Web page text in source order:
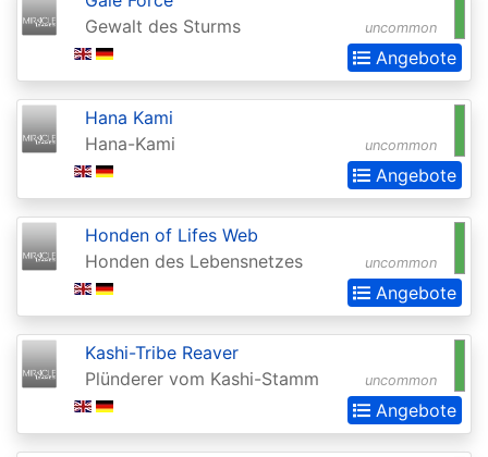
2017
Commander
2018
Commander
2019
Commander
2020
(Ikoria)
Commander
2021
(Strixhaven)
Commander
Anthology
uncommon
Gewalt des Sturms
Angebote
uncommon
Hana Kami
Hana-Kami
Angebote
uncommon
Honden of Lifes Web
Honden des Lebensnetzes
Angebote
uncommon
Kashi-Tribe Reaver
Plünderer vom Kashi-Stamm
Angebote